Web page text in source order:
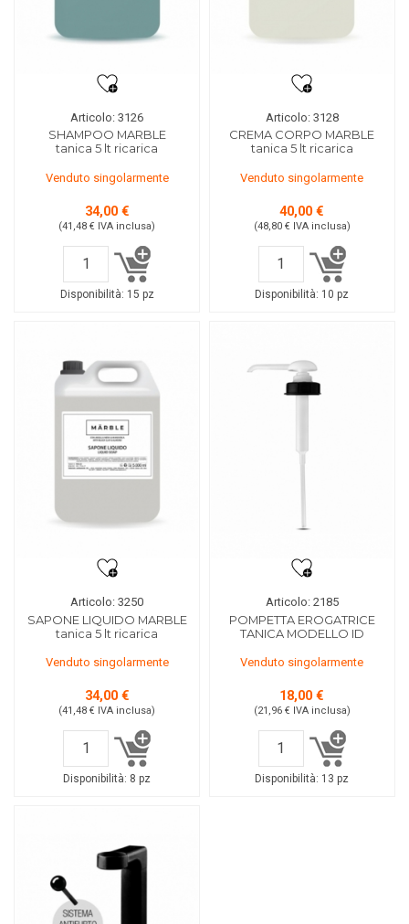
Articolo: 3126
SHAMPOO MARBLE
tanica 5 lt ricarica
Venduto singolarmente
34,00 €
(41,48 € IVA inclusa)
Disponibilità: 15 pz
Articolo: 3128
CREMA CORPO MARBLE
tanica 5 lt ricarica
Venduto singolarmente
40,00 €
(48,80 € IVA inclusa)
Disponibilità: 10 pz
Articolo: 3250
SAPONE LIQUIDO MARBLE
tanica 5 lt ricarica
Venduto singolarmente
34,00 €
(41,48 € IVA inclusa)
Disponibilità: 8 pz
Articolo: 2185
POMPETTA EROGATRICE
TANICA MODELLO ID
Venduto singolarmente
18,00 €
(21,96 € IVA inclusa)
Disponibilità: 13 pz